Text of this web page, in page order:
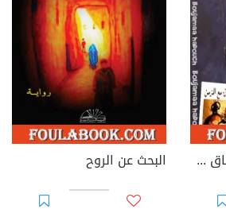
سُرق المستقبل أو سباق مع الزمن
البحث عن الروح